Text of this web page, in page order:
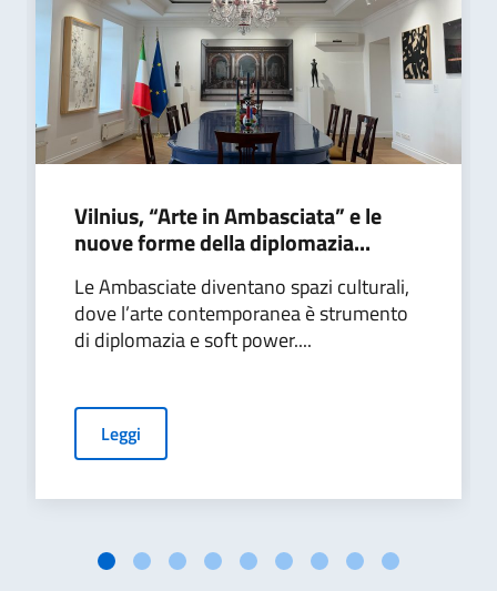
Vilnius, “Arte in Ambasciata” e le
nuove forme della diplomazia...
Le Ambasciate diventano spazi culturali,
dove l’arte contemporanea è strumento
di diplomazia e soft power....
Leggi